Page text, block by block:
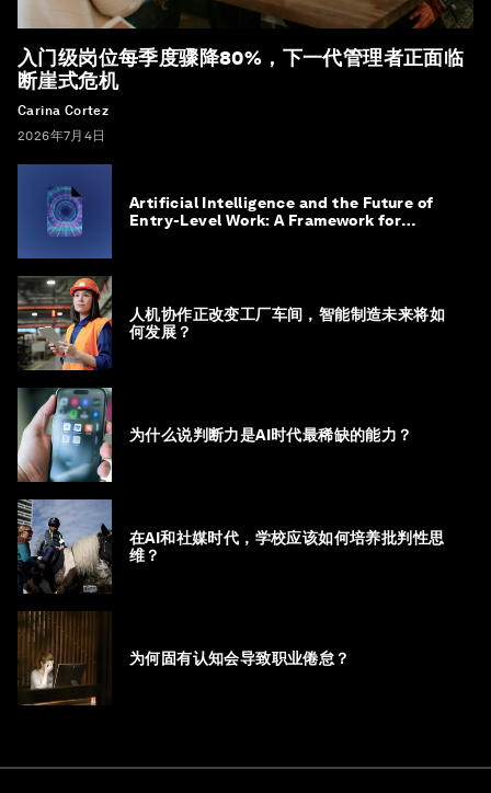
入门级岗位每季度骤降80%，下一代管理者正面临
断崖式危机
Carina Cortez
2026年7月4日
Artificial Intelligence and the Future of
Entry-Level Work: A Framework for
人机协作正改变工厂车间，智能制造未来将如
何发展？
为什么说判断力是AI时代最稀缺的能力？
在AI和社媒时代，学校应该如何培养批判性思
维？
为何固有认知会导致职业倦怠？